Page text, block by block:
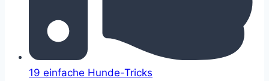
19 einfache Hunde-Tricks